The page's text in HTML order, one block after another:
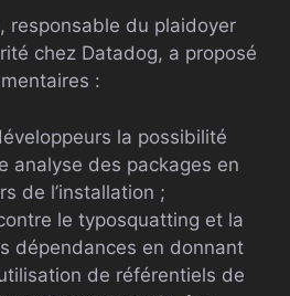
responsable du plaidoyer
chez Datadog, a proposé
:
la possibilité
analyse des packages en
de l’installation ;
le typosquatting et la
dépendances en donnant
de référentiels de